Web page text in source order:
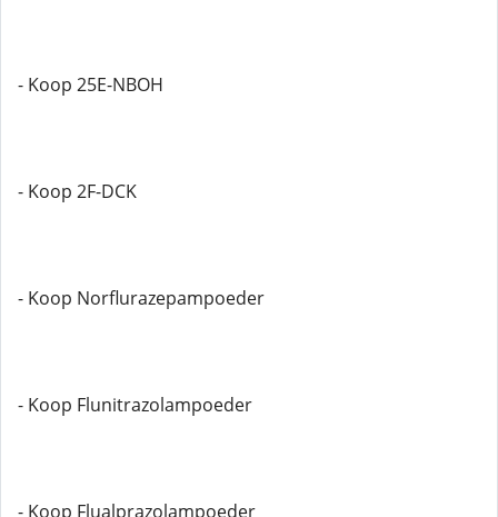
- Koop 25E-NBOH
- Koop 2F-DCK
- Koop Norflurazepampoeder
- Koop Flunitrazolampoeder
- Koop Flualprazolampoeder